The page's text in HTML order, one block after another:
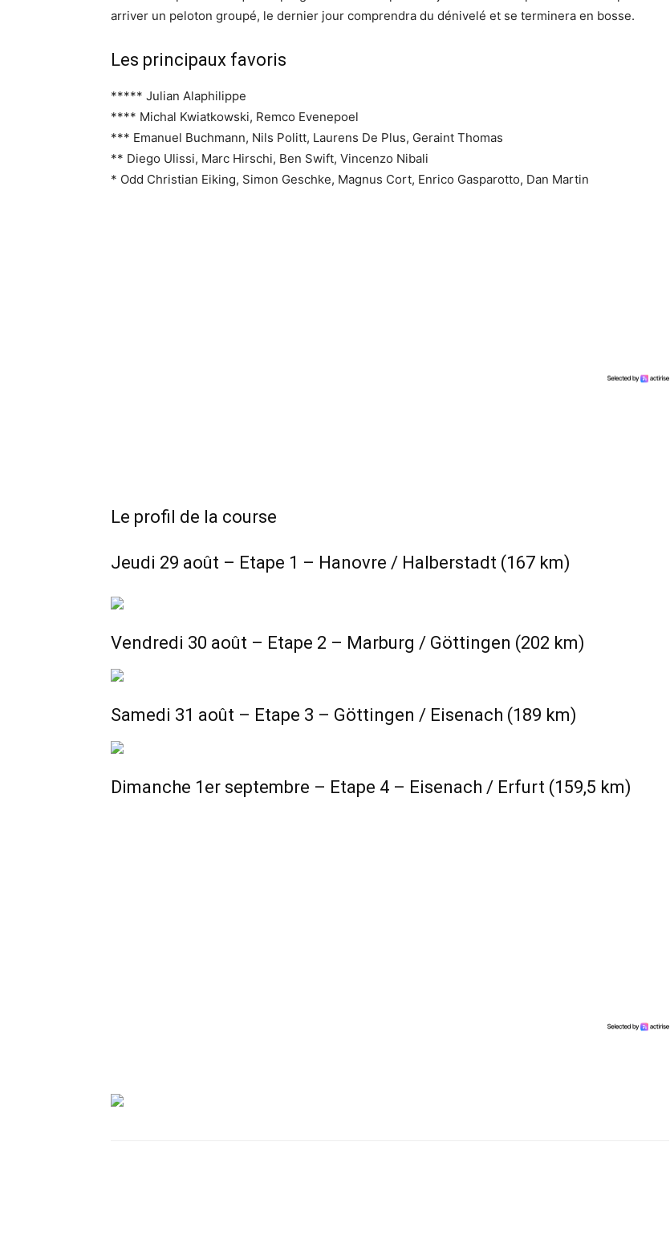
arriver un peloton groupé, le dernier jour comprendra du dénivelé et se terminera en bosse.
Les principaux favoris
***** Julian Alaphilippe
**** Michal Kwiatkowski, Remco Evenepoel
*** Emanuel Buchmann, Nils Politt, Laurens De Plus, Geraint Thomas
** Diego Ulissi, Marc Hirschi, Ben Swift, Vincenzo Nibali
* Odd Christian Eiking, Simon Geschke, Magnus Cort, Enrico Gasparotto, Dan Martin
Le profil de la course
Jeudi 29 août – Etape 1 – Hanovre / Halberstadt (167 km)
Vendredi 30 août – Etape 2 – Marburg / Göttingen (202 km)
Samedi 31 août – Etape 3 – Göttingen / Eisenach (189 km)
Dimanche 1er septembre – Etape 4 – Eisenach / Erfurt (159,5 km)